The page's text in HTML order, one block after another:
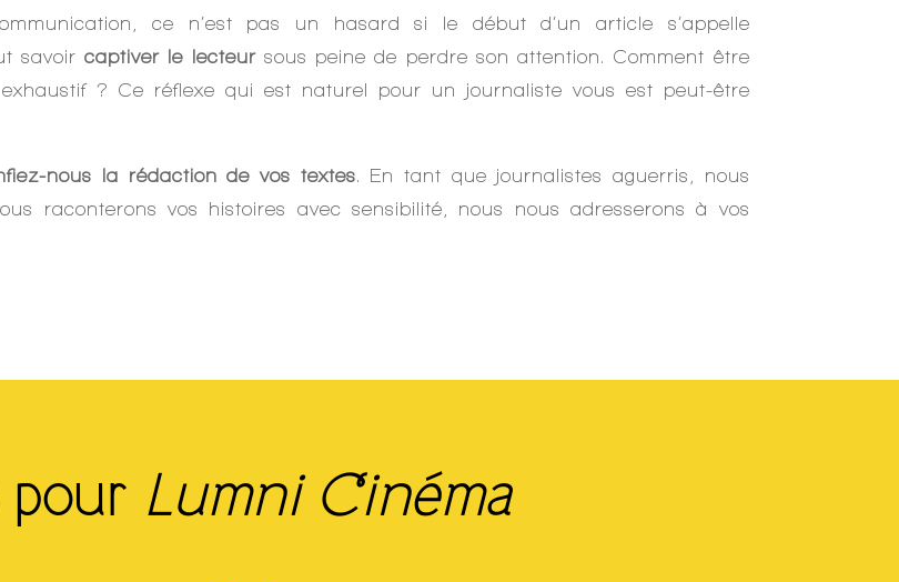
ce n’est pas un hasard si le début d’un article s’appelle
savoircaptiver le lecteursous peine de perdre son attention. Comment être
? Ce réflexe qui est naturel pour un journaliste vous est peut-être
nous la rédaction de vos textes. En tant que journalistes aguerris, nous
raconterons vos histoires avec sensibilité, nous nous adresserons à vos
Lumni Cinéma